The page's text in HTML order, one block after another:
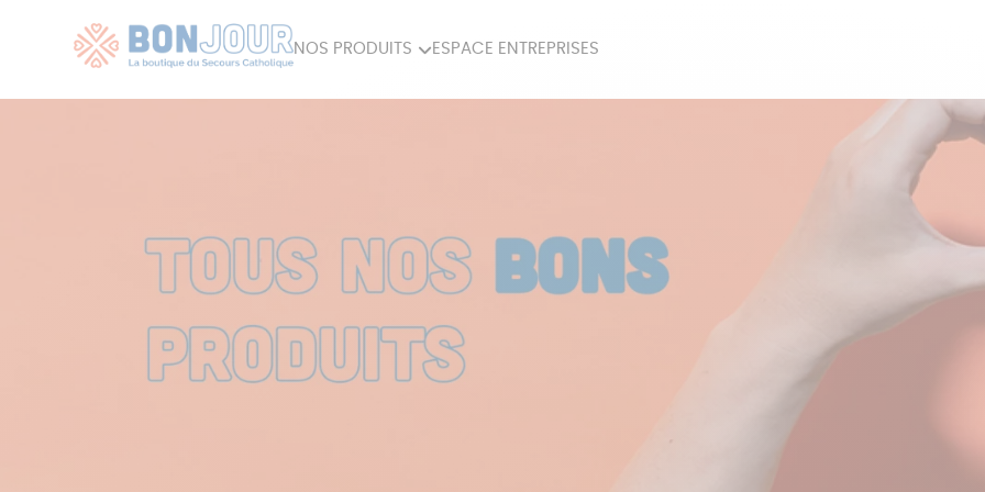
NOS PRODUITS ESPACE ENTREPRISES